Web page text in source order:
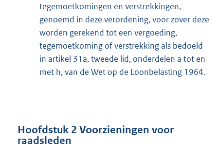
tegemoetkomingen en verstrekkingen,
genoemd in deze verordening, voor zover deze
worden gerekend tot een vergoeding,
tegemoetkoming of verstrekking als bedoeld
in artikel 31a, tweede lid, onderdelen a tot en
met h, van de Wet op de Loonbelasting 1964.
Hoofdstuk 2 Voorzieningen voor
raadsleden